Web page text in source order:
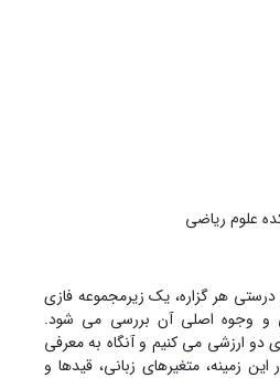
علوم ریاضی
هر گزاره، یک زیرمجموعه فازی
و وجوه اصلی آن بررسی می شود.
ارزشی می کنیم و آنگاه به معرفی
زمینه، متغیرهای زبانی، قیدها و